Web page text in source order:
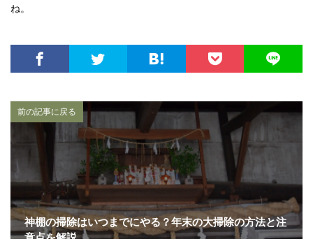
ね。
前の記事に戻る
神棚の掃除はいつまでにやる？年末の大掃除の方法と注